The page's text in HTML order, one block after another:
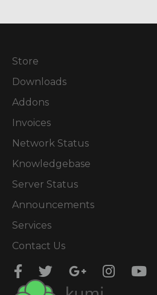
Store
Downloads
Addons
Invoices
Network Status
Knowledgebase
Server Status
Announcements
Services
Contact Us